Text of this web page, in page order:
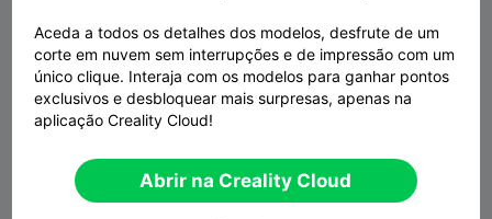
LLavero en 3d
1.97MB Modelo 3D Relacionado
Aceda a todos os detalhes dos modelos, desfrute de um
corte em nuvem sem interrupções e de impressão com um
único clique. Interaja com os modelos para ganhar pontos
exclusivos e desbloquear mais surpresas, apenas na
aplicação Creality Cloud!
Abrir na Creality Cloud